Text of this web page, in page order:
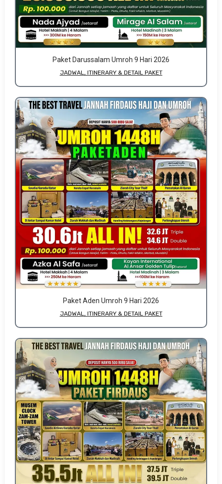
Paket Darussalam Umroh 9 Hari 2026
JADWAL, ITINERARY & DETAIL PAKET
Paket Aden Umroh 9 Hari 2026
JADWAL, ITINERARY & DETAIL PAKET